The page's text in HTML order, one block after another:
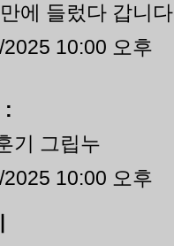
에 들렀다 갑니다
2025 10:00 오후
:
기 그립누
2025 10:00 오후